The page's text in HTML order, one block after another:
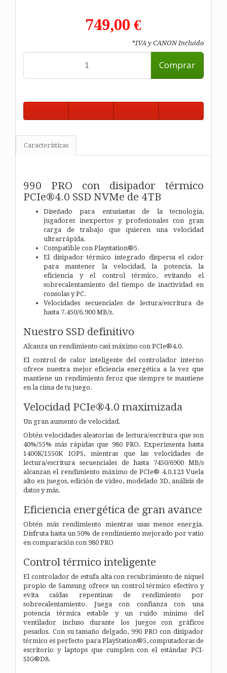
749,00 €
*IVA y CANON Incluido
Comprar
Características
990 PRO con disipador térmico
PCIe®4.0 SSD NVMe de 4TB
Diseñado para entusiastas de la tecnología,
jugadores inexpertos y profesionales con gran
carga de trabajo que quieren una velocidad
ultrarrápida.
Compatible con Playstation®5.
El disipador térmico integrado dispersa el calor
para mantener la velocidad, la potencia, la
eficiencia y el control térmico, evitando el
sobrecalentamiento del tiempo de inactividad en
consolas y PC.
Velocidades secuenciales de lectura/escritura de
hasta 7.450/6.900 MB/s.
Nuestro SSD definitivo
Alcanza un rendimiento casi máximo con PCIe®4.0.
El control de calor inteligente del controlador interno
ofrece nuestra mejor eficiencia energética a la vez que
mantiene un rendimiento feroz que siempre te mantiene
en la cima de tu juego.
Velocidad PCIe®4.0 maximizada
Un gran aumento de velocidad.
Obtén velocidades aleatorias de lectura/escritura que son
40%/55% más rápidas que 980 PRO. Experimenta hasta
1400K/1550K IOPS, mientras que las velocidades de
lectura/escritura secuenciales de hasta 7450/6900 MB/s
alcanzan el rendimiento máximo de PCIe® 4.0.123 Vuela
alto en juegos, edición de video, modelado 3D, análisis de
datos y más.
Eficiencia energética de gran avance
Obtén más rendimiento mientras usas menos energía.
Disfruta hasta un 50% de rendimiento mejorado por vatio
en comparación con 980 PRO
Control térmico inteligente
El controlador de estufa alta con recubrimiento de níquel
propio de Samsung ofrece un control térmico efectivo y
evita caídas repentinas de rendimiento por
sobrecalentamiento. Juega con confianza con una
potencia térmica estable y un ruido mínimo del
ventilador incluso durante los juegos con gráficos
pesados. Con su tamaño delgado, 990 PRO con disipador
térmico es perfecto para PlayStation®5, computadoras de
escritorio y laptops que cumplen con el estándar PCI-
SIG®D8.